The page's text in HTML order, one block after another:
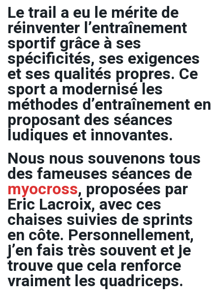
Le trail a eu le mérite de
réinventer l’entraînement
sportif grâce à ses
spécificités, ses exigences
et ses qualités propres. Ce
sport a modernisé les
méthodes d’entraînement en
proposant des séances
ludiques et innovantes.
Nous nous souvenons tous
des fameuses séances de
myocross, proposées par
Eric Lacroix, avec ces
chaises suivies de sprints
en côte. Personnellement,
j’en fais très souvent et je
trouve que cela renforce
vraiment les quadriceps.